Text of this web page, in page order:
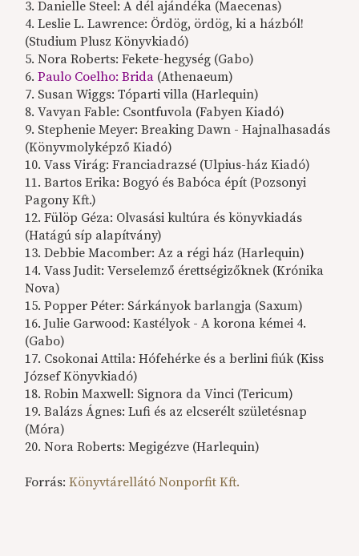
3. Danielle Steel: A dél ajándéka (Maecenas)
4. Leslie L. Lawrence: Ördög, ördög, ki a házból!
(Studium Plusz Könyvkiadó)
5. Nora Roberts: Fekete-hegység (Gabo)
6.Paulo Coelho: Brida (Athenaeum)
7. Susan Wiggs: Tóparti villa (Harlequin)
8. Vavyan Fable: Csontfuvola (Fabyen Kiadó)
9. Stephenie Meyer: Breaking Dawn - Hajnalhasadás
(Könyvmolyképző Kiadó)
10. Vass Virág: Franciadrazsé (Ulpius-ház Kiadó)
11. Bartos Erika: Bogyó és Babóca épít (Pozsonyi
Pagony Kft.)
12. Fülöp Géza: Olvasási kultúra és könyvkiadás
(Hatágú síp alapítvány)
13. Debbie Macomber: Az a régi ház (Harlequin)
14. Vass Judit: Verselemző érettségizőknek (Krónika
Nova)
15. Popper Péter: Sárkányok barlangja (Saxum)
16. Julie Garwood: Kastélyok - A korona kémei 4.
(Gabo)
17. Csokonai Attila: Hófehérke és a berlini fiúk (Kiss
József Könyvkiadó)
18. Robin Maxwell: Signora da Vinci (Tericum)
19. Balázs Ágnes: Lufi és az elcserélt születésnap
(Móra)
20. Nora Roberts: Megigézve (Harlequin)
Forrás:Könyvtárellátó Nonporfit Kft.